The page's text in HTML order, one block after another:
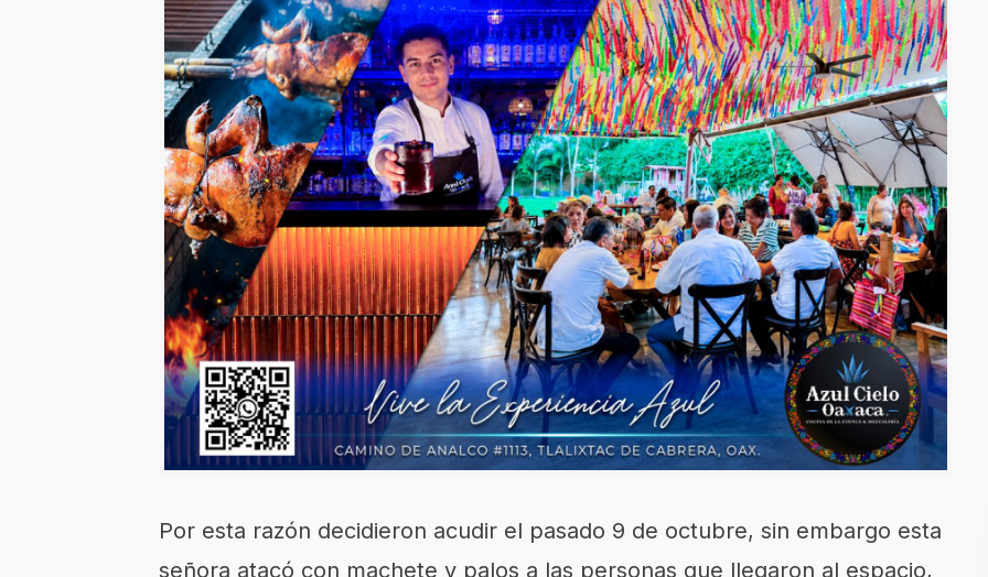
Por esta razón decidieron acudir el pasado 9 de octubre, sin embargo esta
señora atacó con machete y palos a las personas que llegaron al espacio,